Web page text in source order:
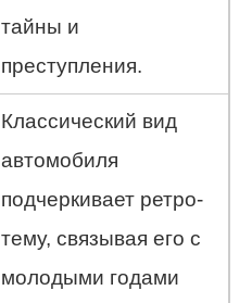
тайны и
преступления.
Классический вид
автомобиля
подчеркивает ретро-
тему, связывая его с
молодыми годами